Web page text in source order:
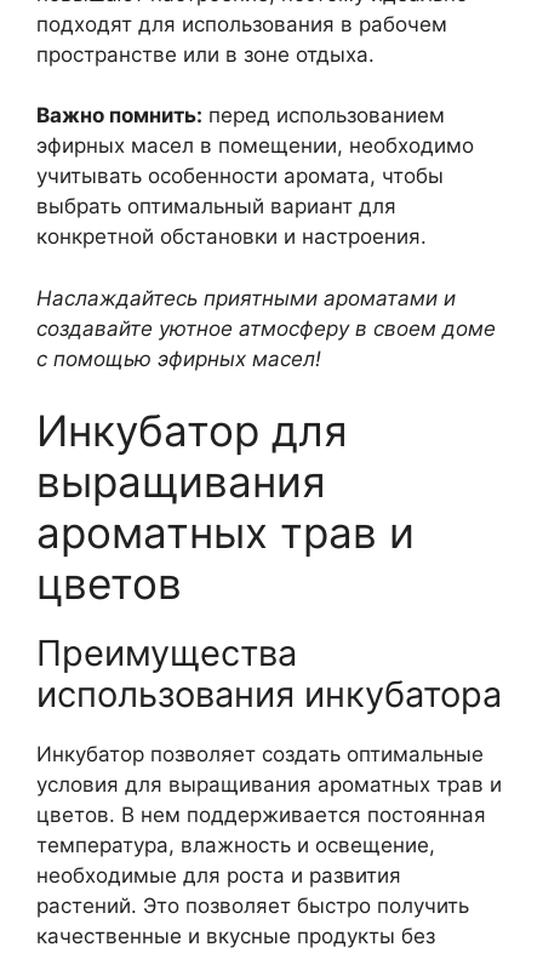
подходят для использования в рабочем
пространстве или в зоне отдыха.
Важно помнить: перед использованием
эфирных масел в помещении, необходимо
учитывать особенности аромата, чтобы
выбрать оптимальный вариант для
конкретной обстановки и настроения.
Наслаждайтесь приятными ароматами и
создавайте уютное атмосферу в своем доме
с помощью эфирных масел!
Инкубатор для
выращивания
ароматных трав и
цветов
Преимущества
использования инкубатора
Инкубатор позволяет создать оптимальные
условия для выращивания ароматных трав и
цветов. В нем поддерживается постоянная
температура, влажность и освещение,
необходимые для роста и развития
растений. Это позволяет быстро получить
качественные и вкусные продукты без